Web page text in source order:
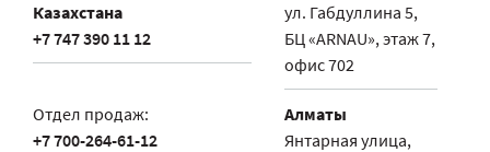
Казахстана
+7 747 390 11 12
Отдел продаж:
+7 700-264-61-12
ул. Габдуллина 5,
БЦ «ARNAU», этаж 7,
офис 702
Алматы
Янтарная улица,